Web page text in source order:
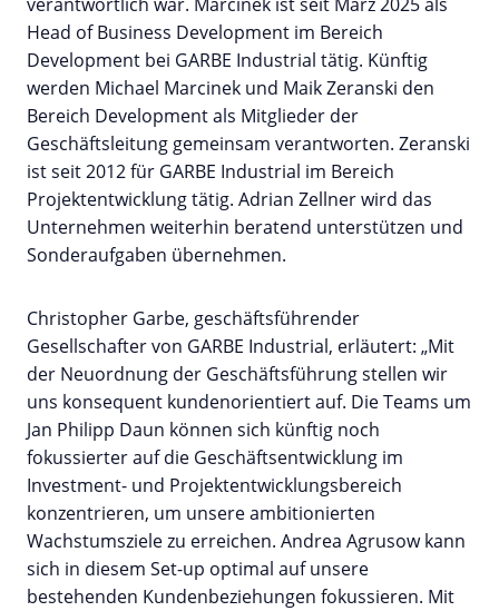
Head of Business Development im Bereich
Development bei GARBE Industrial tätig. Künftig
werden Michael Marcinek und Maik Zeranski den
Bereich Development als Mitglieder der
Geschäftsleitung gemeinsam verantworten. Zeranski
ist seit 2012 für GARBE Industrial im Bereich
Projektentwicklung tätig. Adrian Zellner wird das
Unternehmen weiterhin beratend unterstützen und
Sonderaufgaben übernehmen.
Christopher Garbe, geschäftsführender
Gesellschafter von GARBE Industrial, erläutert: „Mit
der Neuordnung der Geschäftsführung stellen wir
uns konsequent kundenorientiert auf. Die Teams um
Jan Philipp Daun können sich künftig noch
fokussierter auf die Geschäftsentwicklung im
Investment- und Projektentwicklungsbereich
konzentrieren, um unsere ambitionierten
Wachstumsziele zu erreichen. Andrea Agrusow kann
sich in diesem Set-up optimal auf unsere
bestehenden Kundenbeziehungen fokussieren. Mit